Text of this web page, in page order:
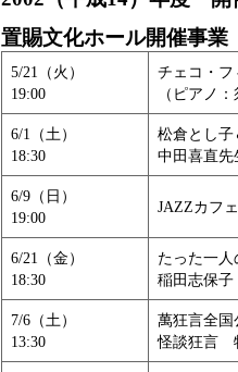
置賜文化ホール開催事業
5/21（火）
19:00
チェコ・フ
（ピアノ
6/1（土）
18:30
松倉とし子
中田喜直
6/9（日）
19:00
JAZZカフ
6/21（金）
18:30
たった一
稲田志保
7/6（土）
13:30
萬狂言全国
怪談狂言